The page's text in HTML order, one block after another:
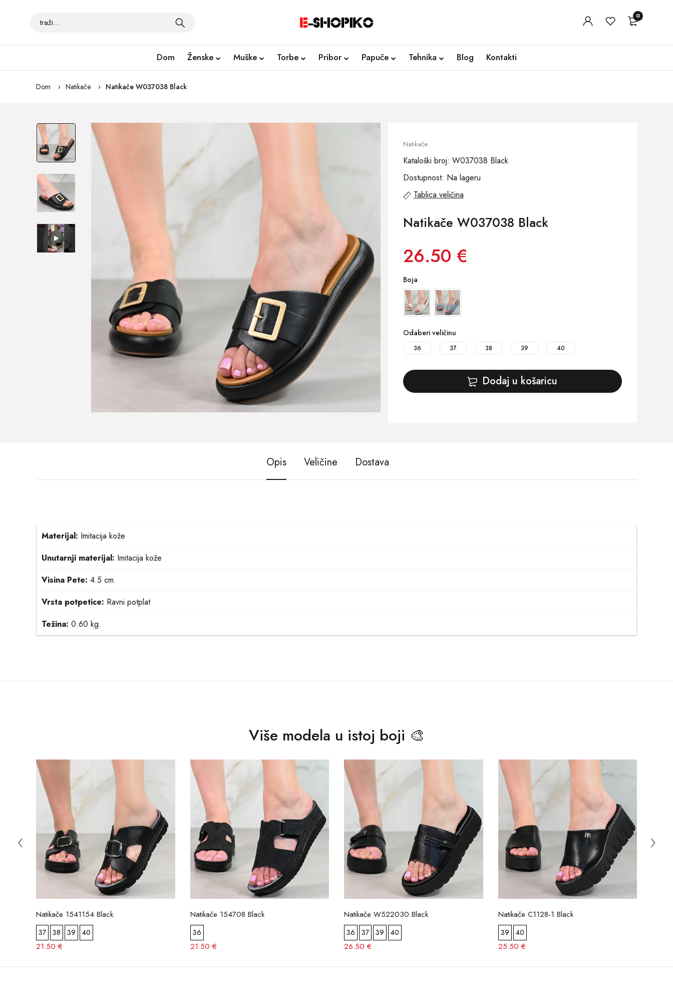
0
Dom Ženske Muške Torbe Pribor Papuče Tehnika Blog Kontakti
Dom Natikače Natikače W037038 Black
Natikače
Kataloški broj: W037038 Black
Dostupnost: Na lageru
Tablica veličina
Natikače W037038 Black
26.50 €
Boja
Odaberi veličinu
36 37 38 39 40
Dodaj u košaricu
Opis Veličine Dostava
Materijal: Imitacija kože
Unutarnji materijal: Imitacija kože
Visina Pete: 4.5 cm.
Vrsta potpetice: Ravni potplat
Težina: 0.60 kg.
Više modela u istoj boji 🎨
Natikače 1541154 Black
37 38 39 40
21.50 €
Natikače 154708 Black
36
21.50 €
Natikače W522030 Black
36 37 39 40
26.50 €
Natikače C1128-1 Black
39 40
25.50 €